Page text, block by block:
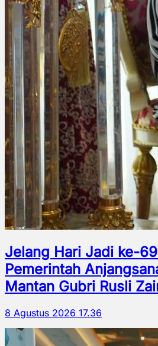
Jelang Hari Jadi ke-
Pemerintah
Mantan Gubri Rusli
8 Agustus 2026 17.36